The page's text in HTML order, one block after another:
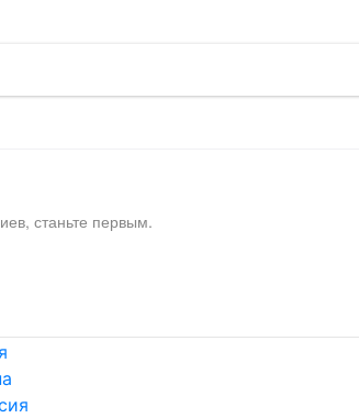
станьте первым.